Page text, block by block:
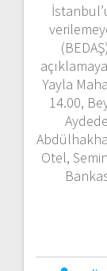
Yayla
14.00,
Otel,